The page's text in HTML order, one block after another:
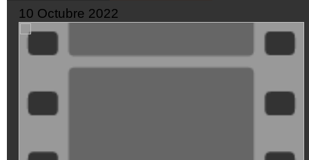
10 Octubre 2022
ZMtwiZ8t-